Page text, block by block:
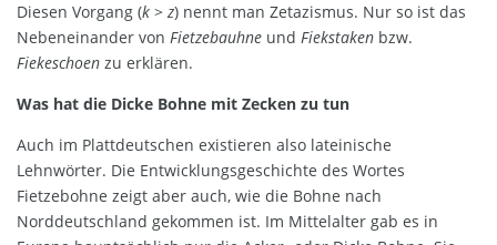
Diesen Vorgang (k > z) nennt man Zetazismus. Nur so ist das
Nebeneinander von Fietzebauhne und Fiekstaken bzw.
Fiekeschoen zu erklären.
Was hat die Dicke Bohne mit Zecken zu tun
Auch im Plattdeutschen existieren also lateinische
Lehnwörter. Die Entwicklungsgeschichte des Wortes
Fietzebohne zeigt aber auch, wie die Bohne nach
Norddeutschland gekommen ist. Im Mittelalter gab es in